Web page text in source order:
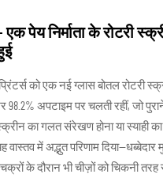
पेय निर्माता के रोटरी
को एक नई ग्लास बोतल रोटरी
98.2% अपटाइम पर चलती रहीं, जो
का गलत संरेखण होना या स्याही
वास्तव में अद्भुत परिणाम
के दौरान भी चीज़ों को चिकनी